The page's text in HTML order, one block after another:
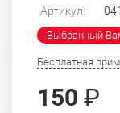
Артикул:
Выбранный
Бесплатная
150 ₽